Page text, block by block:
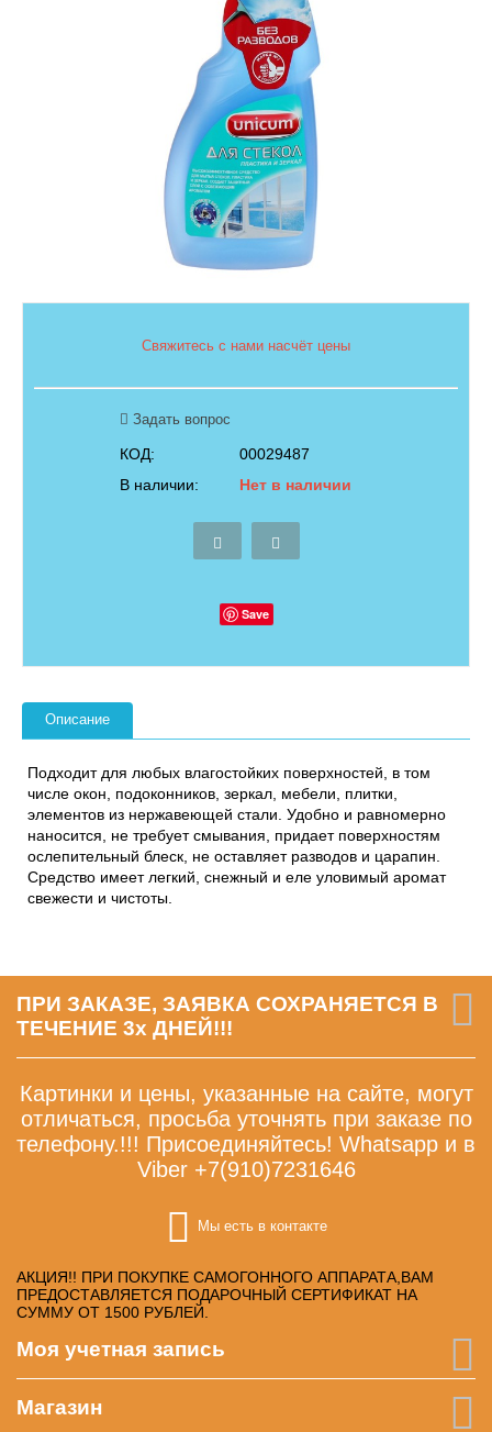
Свяжитесь с нами насчёт цены
Задать вопрос
КОД:
00029487
В наличии:
Нет в наличии
Save
Описание
Подходит для любых влагостойких поверхностей, в том
числе окон, подоконников, зеркал, мебели, плитки,
элементов из нержавеющей стали. Удобно и равномерно
наносится, не требует смывания, придает поверхностям
ослепительный блеск, не оставляет разводов и царапин.
Средство имеет легкий, снежный и еле уловимый аромат
свежести и чистоты.
ПРИ ЗАКАЗЕ, ЗАЯВКА СОХРАНЯЕТСЯ В
ТЕЧЕНИЕ 3х ДНЕЙ!!!
Картинки и цены, указанные на сайте, могут
отличаться, просьба уточнять при заказе по
телефону.!!! Присоединяйтесь! Whatsapp и в
Viber +7(910)7231646
Мы есть в контакте
АКЦИЯ!! ПРИ ПОКУПКЕ САМОГОННОГО АППАРАТА,ВАМ
ПРЕДОСТАВЛЯЕТСЯ ПОДАРОЧНЫЙ СЕРТИФИКАТ НА
СУММУ ОТ 1500 РУБЛЕЙ.
Моя учетная запись
Магазин